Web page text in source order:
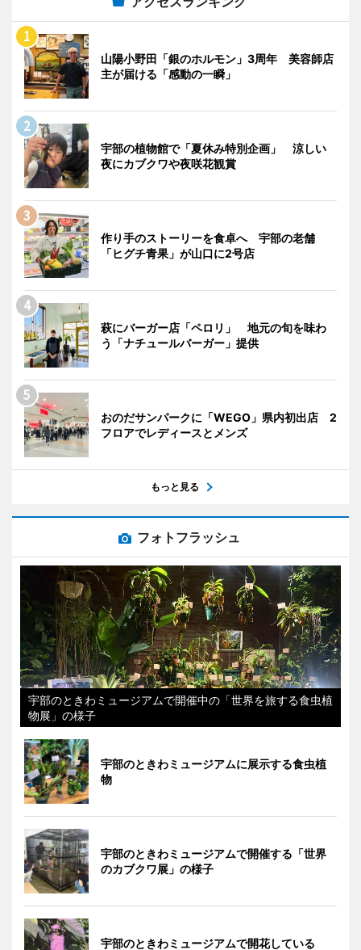
山陽小野田「銀のホルモン」3周年 美容師店
主が届ける「感動の一瞬」
宇部の植物館で「夏休み特別企画」 涼しい
夜にカブクワや夜咲花観賞
作り手のストーリーを食卓へ 宇部の老舗
「ヒグチ青果」が山口に2号店
萩にバーガー店「ペロリ」 地元の旬を味わ
う「ナチュールバーガー」提供
おのだサンパークに「WEGO」県内初出店 2
フロアでレディースとメンズ
もっと見る
フォトフラッシュ
宇部のときわミュージアムで開催中の「世界を旅する食虫植
物展」の様子
宇部のときわミュージアムに展示する食虫植
物
宇部のときわミュージアムで開催する「世界
のカブクワ展」の様子
宇部のときわミュージアムで開花している